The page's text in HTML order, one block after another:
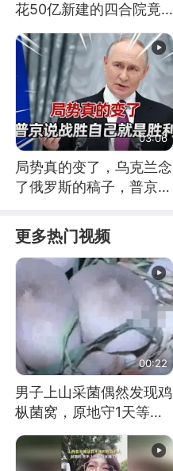
花50亿新建的四合院竟
03:06
局势真的变了，乌克兰念
了俄罗斯的稿子，普京说
更多热门视频
00:22
男子上山采菌偶然发现鸡
枞菌窝，原地守1天等它
长大：挖了140多朵